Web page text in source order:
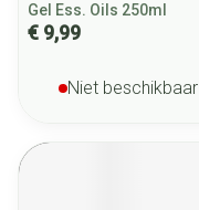
Gel Ess. Oils 250ml
€ 9,99
Niet beschikbaar